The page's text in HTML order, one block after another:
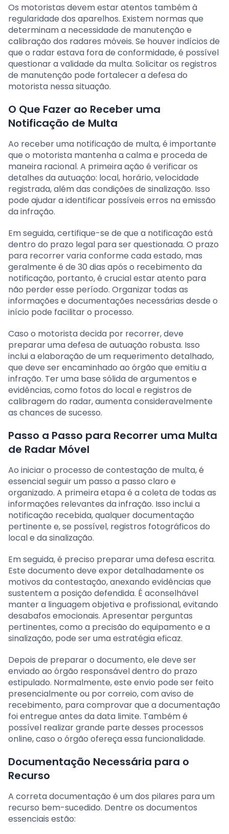
Os motoristas devem estar atentos também à
regularidade dos aparelhos. Existem normas que
determinam a necessidade de manutenção e
calibração dos radares móveis. Se houver indícios de
que o radar estava fora de conformidade, é possível
questionar a validade da multa. Solicitar os registros
de manutenção pode fortalecer a defesa do
motorista nessa situação.
O Que Fazer ao Receber uma
Notificação de Multa
Ao receber uma notificação de multa, é importante
que o motorista mantenha a calma e proceda de
maneira racional. A primeira ação é verificar os
detalhes da autuação: local, horário, velocidade
registrada, além das condições de sinalização. Isso
pode ajudar a identificar possíveis erros na emissão
da infração.
Em seguida, certifique-se de que a notificação está
dentro do prazo legal para ser questionada. O prazo
para recorrer varia conforme cada estado, mas
geralmente é de 30 dias após o recebimento da
notificação, portanto, é crucial estar atento para
não perder esse período. Organizar todas as
informações e documentações necessárias desde o
início pode facilitar o processo.
Caso o motorista decida por recorrer, deve
preparar uma defesa de autuação robusta. Isso
inclui a elaboração de um requerimento detalhado,
que deve ser encaminhado ao órgão que emitiu a
infração. Ter uma base sólida de argumentos e
evidências, como fotos do local e registros de
calibragem do radar, aumenta consideravelmente
as chances de sucesso.
Passo a Passo para Recorrer uma Multa
de Radar Móvel
Ao iniciar o processo de contestação de multa, é
essencial seguir um passo a passo claro e
organizado. A primeira etapa é a coleta de todas as
informações relevantes da infração. Isso inclui a
notificação recebida, qualquer documentação
pertinente e, se possível, registros fotográficos do
local e da sinalização.
Em seguida, é preciso preparar uma defesa escrita.
Este documento deve expor detalhadamente os
motivos da contestação, anexando evidências que
sustentem a posição defendida. É aconselhável
manter a linguagem objetiva e profissional, evitando
desabafos emocionais. Apresentar perguntas
pertinentes, como a precisão do equipamento e a
sinalização, pode ser uma estratégia eficaz.
Depois de preparar o documento, ele deve ser
enviado ao órgão responsável dentro do prazo
estipulado. Normalmente, este envio pode ser feito
presencialmente ou por correio, com aviso de
recebimento, para comprovar que a documentação
foi entregue antes da data limite. Também é
possível realizar grande parte desses processos
online, caso o órgão ofereça essa funcionalidade.
Documentação Necessária para o
Recurso
A correta documentação é um dos pilares para um
recurso bem-sucedido. Dentre os documentos
essenciais estão: